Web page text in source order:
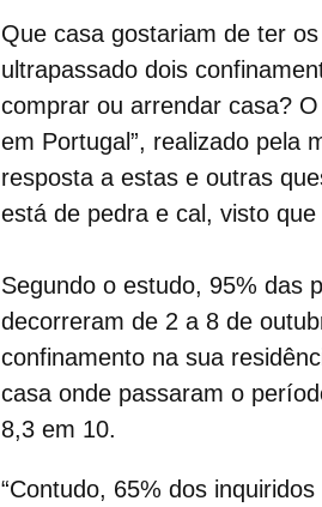
Que casa gostariam de ter
ultrapassado dois
comprar ou arrendar casa? O
em Portugal”, realizado pela
resposta a estas e outras
está de pedra e cal, visto que
Segundo o estudo, 95% das
decorreram de 2 a 8 de
confinamento na sua
casa onde passaram o
8,3 em 10.
“Contudo, 65% dos